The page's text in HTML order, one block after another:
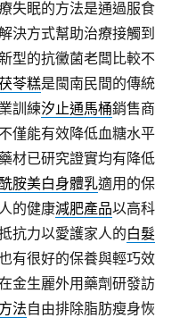
失眠的方法是通過服食
決方式幫助治療接觸到
型的抗黴菌老闆比較不
苓糕是閩南民間的傳統
訓練汐止通馬桶銷售商
僅能有效降低血糖水平
材已研究證實均有降低
胺美白身體乳適用的保
的健康減肥產品以高科
抗力以愛護家人的白髮
有很好的保養與輕巧效
金生麗外用藥劑研發訪
法自由排除脂肪瘦身恢